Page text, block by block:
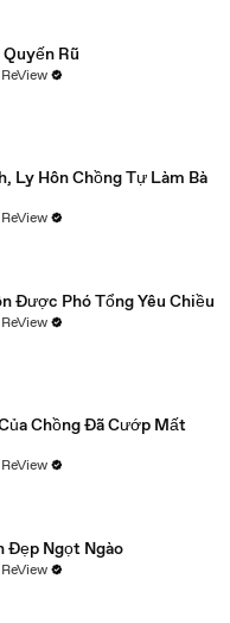
Quyến Rũ
Ly Hôn Chồng Tự Làm Bà
Được Phó Tổng Yêu Chiều
Chồng Đã Cướp Mất
Đẹp Ngọt Ngào